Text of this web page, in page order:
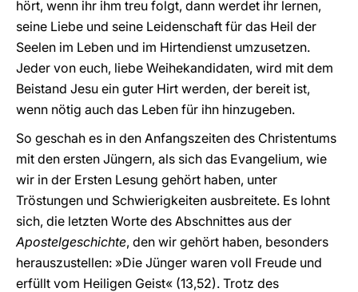
hört, wenn ihr ihm treu folgt, dann werdet ihr lernen,
seine Liebe und seine Leidenschaft für das Heil der
Seelen im Leben und im Hirtendienst umzusetzen.
Jeder von euch, liebe Weihekandidaten, wird mit dem
Beistand Jesu ein guter Hirt werden, der bereit ist,
wenn nötig auch das Leben für ihn hinzugeben.
So geschah es in den Anfangszeiten des Christentums
mit den ersten Jüngern, als sich das Evangelium, wie
wir in der Ersten Lesung gehört haben, unter
Tröstungen und Schwierigkeiten ausbreitete. Es lohnt
sich, die letzten Worte des Abschnittes aus der
Apostelgeschichte, den wir gehört haben, besonders
herauszustellen: »Die Jünger waren voll Freude und
erfüllt vom Heiligen Geist« (13,52). Trotz des